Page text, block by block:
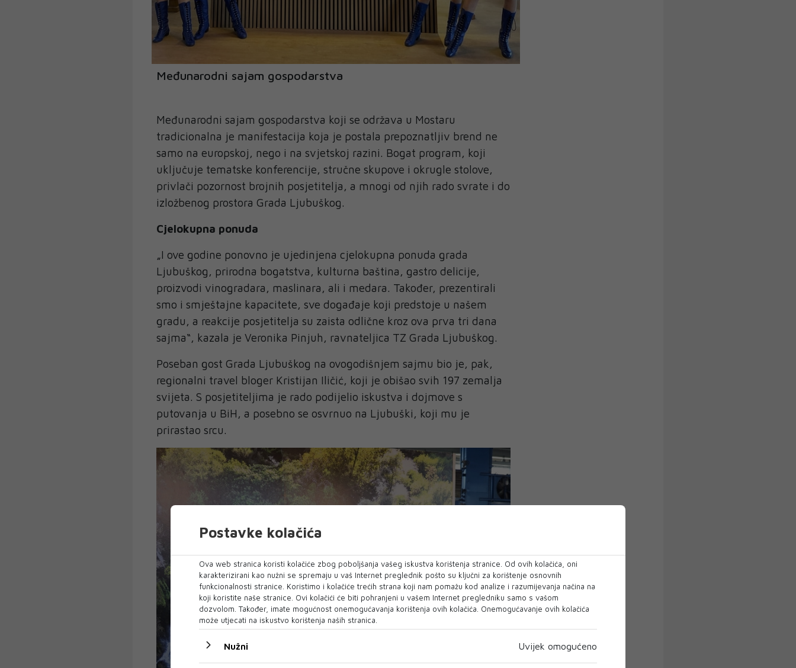
Međunarodni sajam gospodarstva
Međunarodni sajam gospodarstva koji se održava u Mostaru
tradicionalna je manifestacija koja je postala prepoznatljiv brend ne
samo na europskoj, nego i na svjetskoj razini. Bogat program, koji
uključuje tematske konferencije, stručne skupove i okrugle stolove,
privlači pozornost brojnih posjetitelja, a mnogi od njih rado svrate i do
izložbenog prostora Grada Ljubuškog.
Cjelokupna ponuda
„I ove godine ponovno je ujedinjena cjelokupna ponuda grada
Ljubuškog, prirodna bogatstva, kulturna baština, gastro delicije,
proizvodi vinogradara, maslinara, ali i medara. Također, prezentirali
smo i smještajne kapacitete, sve događaje koji predstoje u našem
gradu, a reakcije posjetitelja su zaista odlične kroz ova prva tri dana
sajma“, kazala je Veronika Pinjuh, ravnateljica TZ Grada Ljubuškog.
Poseban gost Grada Ljubuškog na ovogodišnjem sajmu bio je, pak,
regionalni travel bloger Kristijan Iličić, koji je obišao svih 197 zemalja
svijeta. S posjetiteljima je rado podijelio iskustva i dojmove s
putovanja u BiH, a posebno se osvrnuo na Ljubuški, koji mu je
prirastao srcu.
Postavke kolačića
Ova web stranica koristi kolačiće zbog poboljšanja vašeg iskustva korištenja stranice. Od ovih kolačića, oni
karakterizirani kao nužni se spremaju u vaš Internet preglednik pošto su ključni za korištenje osnovnih
funkcionalnosti stranice. Koristimo i kolačiće trećih strana koji nam pomažu kod analize i razumijevanja načina na
koji koristite naše stranice. Ovi kolačići će biti pohranjeni u vašem Internet pregledniku samo s vašom
dozvolom. Također, imate mogućnost onemogućavanja korištenja ovih kolačića. Onemogućavanje ovih kolačića
može utjecati na iskustvo korištenja naših stranica.
Nužni Uvijek omogućeno